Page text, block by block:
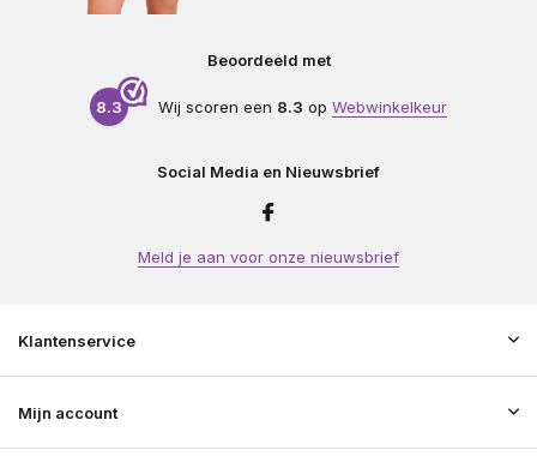
Beoordeeld met
8.3 Wij scoren een 8.3 op Webwinkelkeur
Social Media en Nieuwsbrief
Meld je aan voor onze nieuwsbrief
Klantenservice
Mijn account